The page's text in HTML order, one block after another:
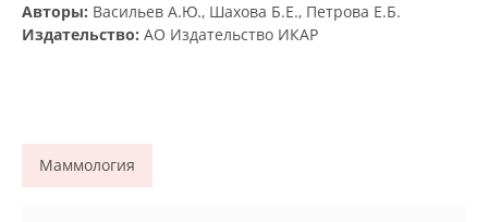
Авторы: Васильев А.Ю., Шахова Б.Е., Петрова Е.Б.
Издательство: АО Издательство ИКАР
Маммология